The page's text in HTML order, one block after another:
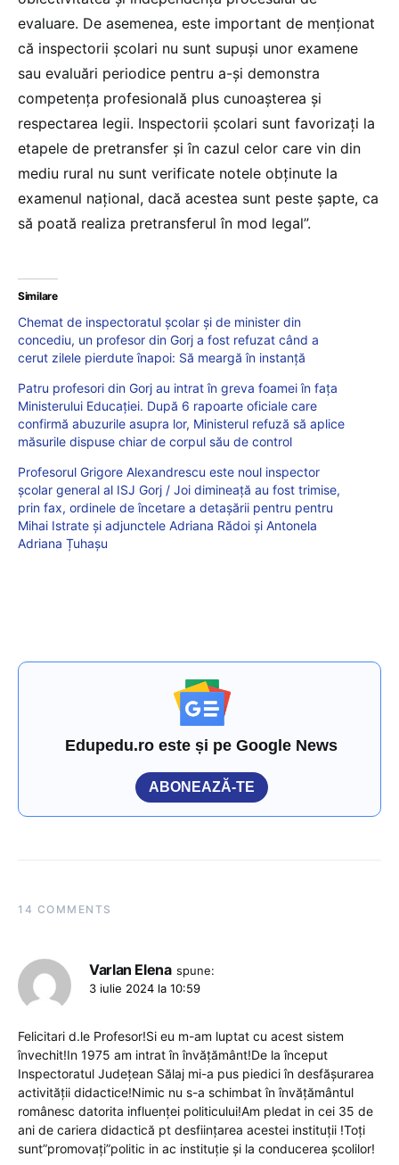
evaluare. De asemenea, este important de menționat
că inspectorii școlari nu sunt supuși unor examene
sau evaluări periodice pentru a-și demonstra
competența profesională plus cunoașterea și
respectarea legii. Inspectorii școlari sunt favorizați la
etapele de pretransfer și în cazul celor care vin din
mediu rural nu sunt verificate notele obținute la
examenul național, dacă acestea sunt peste șapte, ca
să poată realiza pretransferul în mod legal”.
Similare
Chemat de inspectoratul școlar și de minister din
concediu, un profesor din Gorj a fost refuzat când a
cerut zilele pierdute înapoi: Să meargă în instanță
Patru profesori din Gorj au intrat în greva foamei în fața
Ministerului Educației. După 6 rapoarte oficiale care
confirmă abuzurile asupra lor, Ministerul refuză să aplice
măsurile dispuse chiar de corpul său de control
Profesorul Grigore Alexandrescu este noul inspector
școlar general al ISJ Gorj / Joi dimineață au fost trimise,
prin fax, ordinele de încetare a detașării pentru pentru
Mihai Istrate și adjunctele Adriana Rădoi și Antonela
Adriana Țuhașu
Edupedu.ro este și pe Google News
ABONEAZĂ-TE
14 COMMENTS
Varlan Elena spune:
3 iulie 2024 la 10:59
Felicitari d.le Profesor!Si eu m-am luptat cu acest sistem
învechit!In 1975 am intrat în învățământ!De la început
Inspectoratul Județean Sălaj mi-a pus piedici în desfășurarea
activității didactice!Nimic nu s-a schimbat în învățământul
românesc datorita influenței politicului!Am pledat in cei 35 de
ani de cariera didactică pt desființarea acestei instituții !Toți
sunt”promovați”politic in ac instituție și la conducerea școlilor!